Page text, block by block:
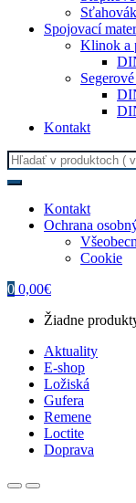
Spojovací
Klinok a
Kontakt
Search
for:
Kontakt
Ochrana
Cookie
0 0,00€
Žiadne
Aktuality
E-shop
Ložiská
Gufera
Remene
Loctite
Doprava